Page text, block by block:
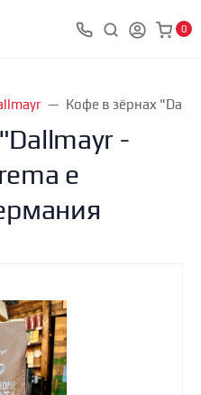
0
Кофе в зёрнах
-
e